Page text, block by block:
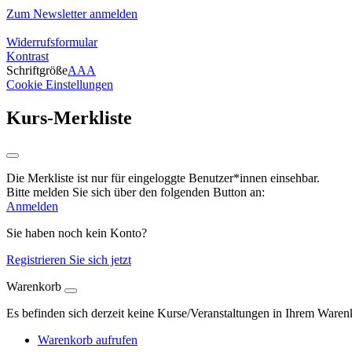
Zum Newsletter anmelden
Widerrufsformular
Kontrast
SchriftgrößeAAA
Cookie Einstellungen
Kurs-Merkliste
Die Merkliste ist nur für eingeloggte Benutzer*innen einsehbar.
Bitte melden Sie sich über den folgenden Button an:
Anmelden
Sie haben noch kein Konto?
Registrieren Sie sich jetzt
Warenkorb
Es befinden sich derzeit keine Kurse/Veranstaltungen in Ihrem
Warenkorb aufrufen